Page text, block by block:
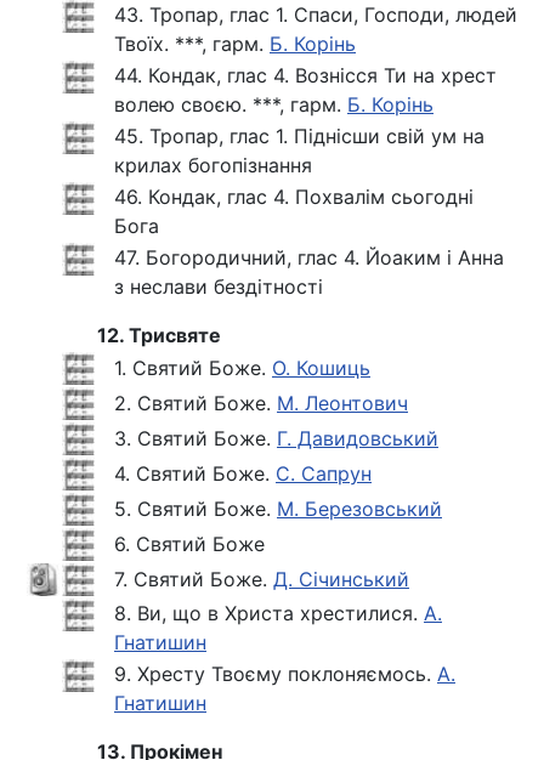
43. Тропар, глас 1. Спаси, Господи, людей
Твоїх. ***, гарм. Б. Корінь
44. Кондак, глас 4. Вознісся Ти на хрест
волею своєю. ***, гарм. Б. Корінь
45. Тропар, глас 1. Піднісши свій ум на
крилах богопізнання
46. Кондак, глас 4. Похвалім сьогодні
Бога
47. Богородичний, глас 4. Йоаким і Анна
з неслави бездітності
12. Трисвяте
1. Святий Боже. О. Кошиць
2. Святий Боже. М. Леонтович
3. Святий Боже. Г. Давидовський
4. Святий Боже. С. Сапрун
5. Святий Боже. М. Березовський
6. Святий Боже
7. Святий Боже. Д. Січинський
8. Ви, що в Христа хрестилися. А.
Гнатишин
9. Хресту Твоєму поклоняємось. А.
Гнатишин
13. Прокімен